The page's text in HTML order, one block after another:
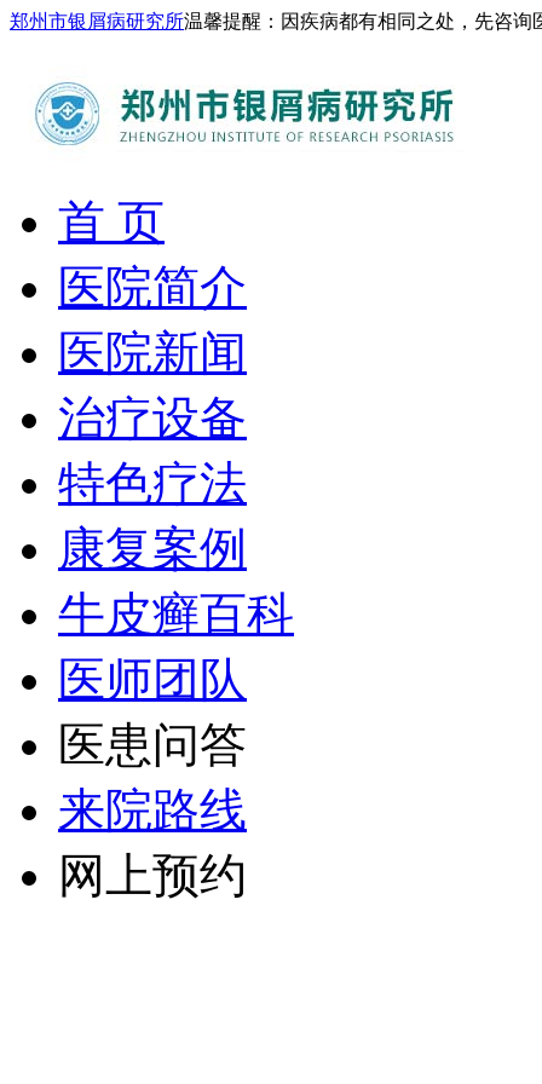
郑州市银屑病研究所温馨提醒：因疾病都有相同之处，先咨
首 页
医院简介
医院新闻
治疗设备
特色疗法
康复案例
牛皮癣百科
医师团队
医患问答
来院路线
网上预约